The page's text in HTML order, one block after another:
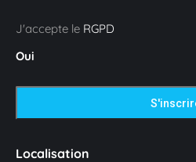
J'accepte le RGPD
Oui
Localisation